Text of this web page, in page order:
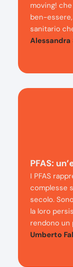
moving!
ben-
sanitario
Alessandra
PFAS:
I PFAS
complesse
secolo.
la loro
rendono un
Umberto